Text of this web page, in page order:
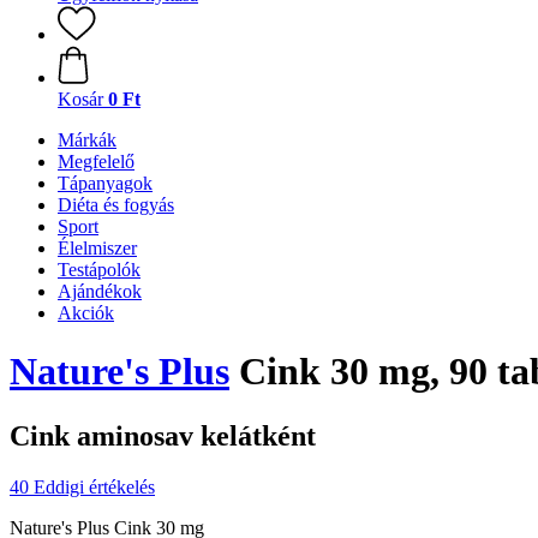
Kosár 0 Ft
Márkák
Megfelelő
Tápanyagok
Diéta és fogyás
Sport
Élelmiszer
Testápolók
Ajándékok
Akciók
Nature's Plus Cink 30 mg, 90
Cink aminosav kelátként
40 Eddigi értékelés
Nature's Plus Cink 30 mg